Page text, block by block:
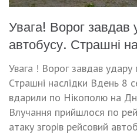
Увага! Ворог завдав
автобусу. Страшні
Увага ! Ворог завдав
Страшні наслідки Вдень 8
вдарили по Нікополю на
Влучання прийшлося по
атаку згорів рейсовий